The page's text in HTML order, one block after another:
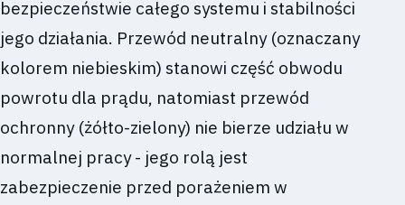
bezpieczeństwie całego systemu i stabilności
jego działania. Przewód neutralny (oznaczany
kolorem niebieskim) stanowi część obwodu
powrotu dla prądu, natomiast przewód
ochronny (żółto-zielony) nie bierze udziału w
normalnej pracy - jego rolą jest
zabezpieczenie przed porażeniem w